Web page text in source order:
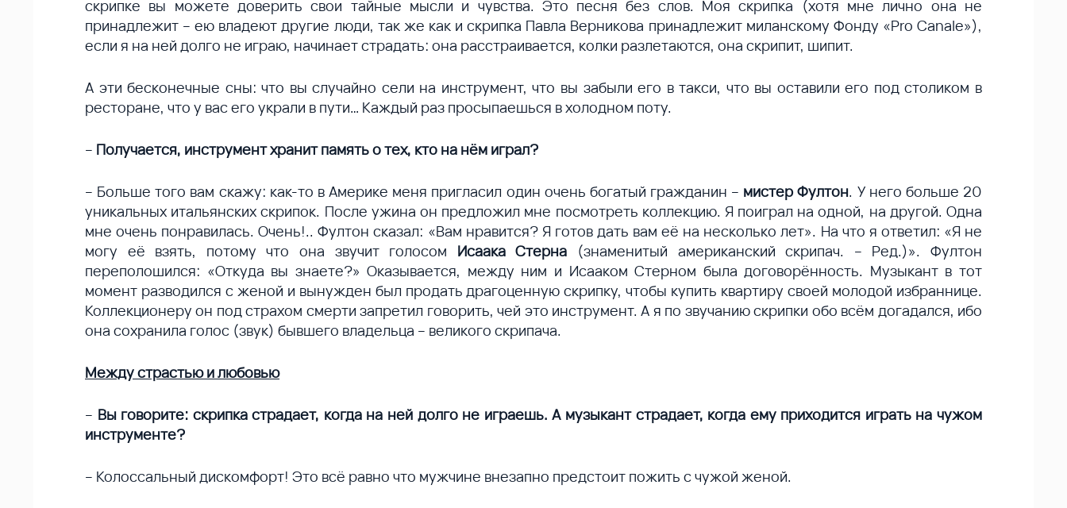
скрипке вы можете доверить свои тайные мысли и чувства. Это песня без слов. Моя скрипка (хотя мне лично она не
принадлежит – ею владеют другие люди, так же как и скрипка Павла Верникова принадлежит миланскому Фонду «Pro Canale»),
если я на ней долго не играю, начинает страдать: она расстраивается, колки разлетаются, она скрипит, шипит.
А эти бесконечные сны: что вы случайно сели на инст­румент, что вы забыли его в такси, что вы оставили его под столиком в
ресторане, что у вас его украли в пути… Каждый раз просыпаешься в холодном поту.
– Получается, инструмент хранит память о тех, кто на нём играл?
– Больше того вам скажу: как-то в Америке меня пригласил один очень богатый гражданин – мистер Фултон. У него больше 20
уникальных итальянских скрипок. После ужина он предложил мне посмотреть коллекцию. Я поиграл на одной, на другой. Одна
мне очень понравилась. Очень!.. Фултон сказал: «Вам нравится? Я готов дать вам её на несколько лет». На что я ответил: «Я не
могу её взять, потому что она звучит голосом Исаака Стерна (знаменитый американский скрипач. – Ред.)». Фултон
переполошился: «Откуда вы знаете?» Оказывается, между ним и Исааком Стерном была договорённость. Музыкант в тот
момент разводился с женой и вынужден был продать драгоценную скрипку, чтобы купить квартиру своей молодой избраннице.
Коллекционеру он под страхом смерти запретил говорить, чей это инструмент. А я по звучанию скрипки обо всём догадался, ибо
она сохранила голос (звук) бывшего владельца – великого скрипача.
Между страстью и любовью
– Вы говорите: скрипка страдает, когда на ней долго не играешь. А музыкант страдает, когда ему приходится играть на чужом
инструменте?
– Колоссальный дискомфорт! Это всё равно что мужчине внезапно предстоит пожить с чужой женой.